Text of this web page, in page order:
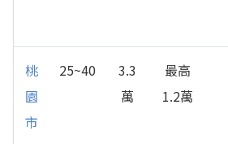
桃
園
市
25~40
3.3
萬
最高
1.2萬